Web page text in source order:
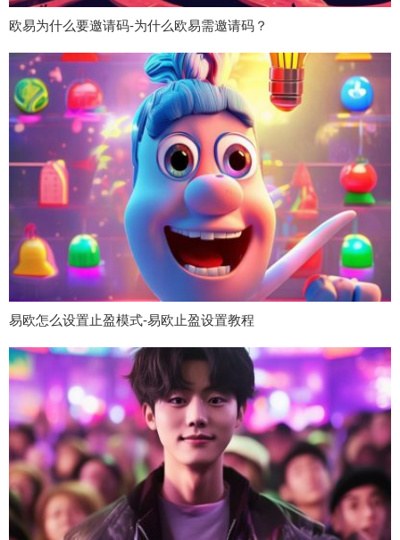
欧易为什么要邀请码-为什么欧易需邀请码？
易欧怎么设置止盈模式-易欧止盈设置教程